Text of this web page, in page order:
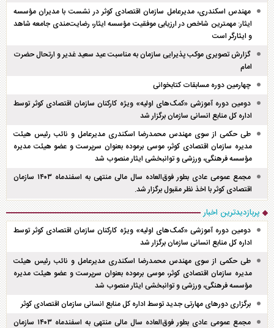
مهندس اسکندری، مدیرعامل سازمان اقتصادی کوثر در نشست با مدیران مؤسسه
ایثار: مهمترین شاخص در ارزیابی موفقیت مؤسسه ایثار، رضایت‌مندی جامعه شاهد
و ایثارگر است
گزارش تصویری موکب پذیرایی سازمان به مناسبت عید سعید غدیر و ارتحال حضرت
امام
چهارمین دوره مسابقات کتابخوانی
دومین دوره آموزشی «کمک‌های اولیه» ویژه کارکنان سازمان اقتصادی کوثر توسط
اداره کل منابع انسانی سازمان برگزار شد
طی حکمی از سوی مهندس محمدرضا اسکندری مدیرعامل و نائب رئیس هیئت
مدیره سازمان اقتصادی کوثر، موسی برموده بعنوان سرپرست و عضو هیئت مدیره
مؤسسه فرهنگی، ورزشی و توانبخشی ایثار منصوب شد
مجمع عمومی عادی بطور فوق‌العاده سال مالی منتهی به اسفند‌ماه ۱۴۰۳ سازمان
اقتصادی کوثر با اخذ نظر مقبول برگزار شد.
پربازدیدترین اخبار
دومین دوره آموزشی «کمک‌های اولیه» ویژه کارکنان سازمان اقتصادی کوثر توسط
اداره کل منابع انسانی سازمان برگزار شد
طی حکمی از سوی مهندس محمدرضا اسکندری مدیرعامل و نائب رئیس هیئت
مدیره سازمان اقتصادی کوثر، موسی برموده بعنوان سرپرست و عضو هیئت مدیره
مؤسسه فرهنگی، ورزشی و توانبخشی ایثار منصوب شد
برگزاری دور‌های مهارتی جدید توسط اداره کل منابع انسانی سازمان اقتصادی کوثر
مجمع عمومی عادی بطور فوق‌العاده سال مالی منتهی به اسفند‌ماه ۱۴۰۳ سازمان